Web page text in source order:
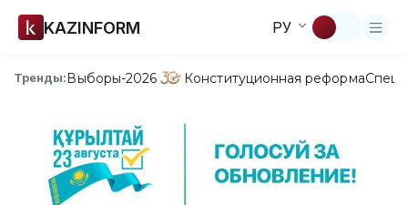
KAZINFORM РУ
Тренды:Выборы-2026 Конституционная реформа